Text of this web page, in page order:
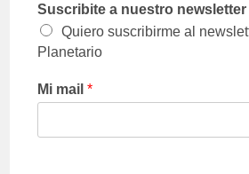
Suscribite a nuestro
Quiero suscribirme al
Planetario
Mi mail*